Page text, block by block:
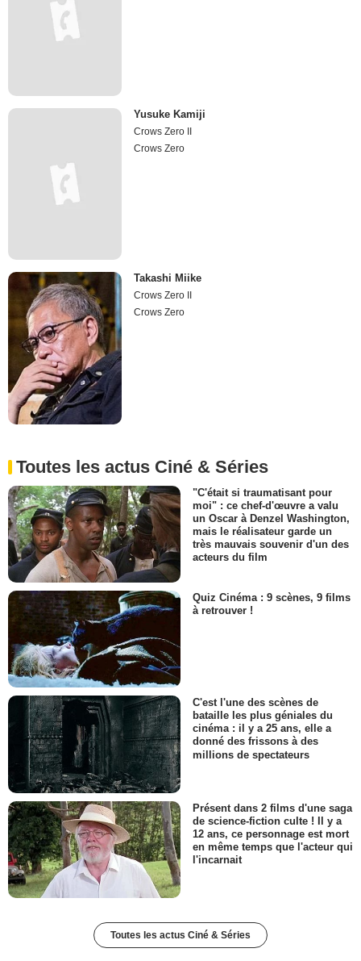
Yusuke Kamiji
Crows Zero II
Crows Zero
Takashi Miike
Crows Zero II
Crows Zero
Toutes les actus Ciné & Séries
"C'était si traumatisant pour
moi" : ce chef-d'œuvre a valu
un Oscar à Denzel Washington,
mais le réalisateur garde un
très mauvais souvenir d'un des
acteurs du film
Quiz Cinéma : 9 scènes, 9 films
à retrouver !
C'est l'une des scènes de
bataille les plus géniales du
cinéma : il y a 25 ans, elle a
donné des frissons à des
millions de spectateurs
Présent dans 2 films d'une saga
de science-fiction culte ! Il y a
12 ans, ce personnage est mort
en même temps que l'acteur qui
l'incarnait
Toutes les actus Ciné & Séries